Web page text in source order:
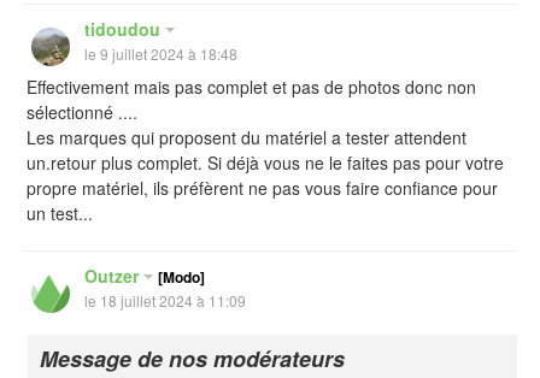
tidoudou
le 9 juillet 2024 à 18:48
Effectivement mais pas complet et pas de photos donc non
sélectionné ....
Les marques qui proposent du matériel a tester attendent
un.retour plus complet. Si déjà vous ne le faites pas pour votre
propre matériel, ils préfèrent ne pas vous faire confiance pour
un test...
Outzer [Modo]
le 18 juillet 2024 à 11:09
Message de nos modérateurs